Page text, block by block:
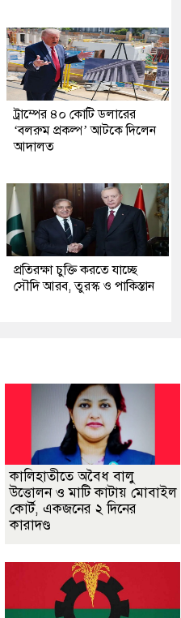
ট্রাম্পের ৪০ কোটি ডলারের
‘বলরুম প্রকল্প’ আটকে দিলেন
আদালত
প্রতিরক্ষা চুক্তি করতে যাচ্ছে
সৌদি আরব, তুরস্ক ও পাকিস্তান
কালিহাতীতে অবৈধ বালু
উত্তোলন ও মাটি কাটায় মোবাইল
কোর্ট, একজনের ২ দিনের
কারাদণ্ড